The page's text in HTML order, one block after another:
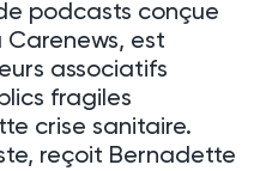
podcasts conçue
est
associatifs
fragiles
crise sanitaire.
reçoit Bernadette